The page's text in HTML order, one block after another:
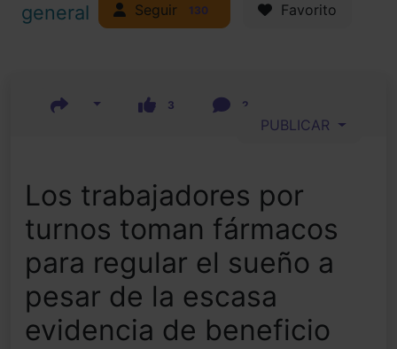
general
Seguir 130 Favorito
3 2
PUBLICAR
Los trabajadores por
turnos toman fármacos
para regular el sueño a
pesar de la escasa
evidencia de beneficio